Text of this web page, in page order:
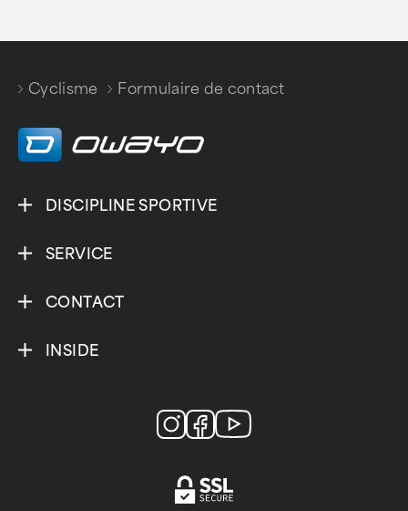
Cyclisme
Formulaire de contact
DISCIPLINE SPORTIVE
SERVICE
CONTACT
INSIDE